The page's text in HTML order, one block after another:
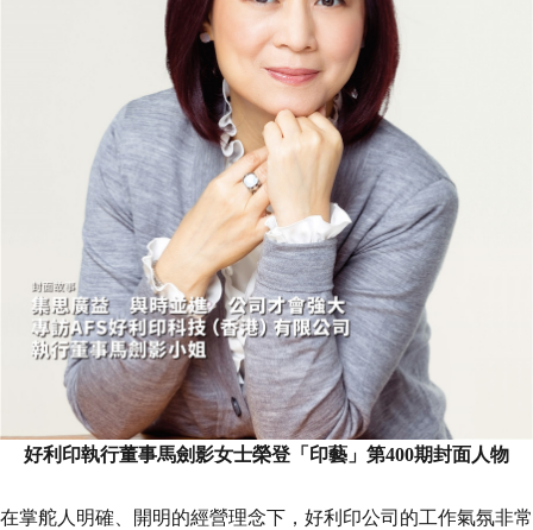
好利印執行董事馬劍影女士榮登 「印藝」第400期封面人物
在掌舵人明確、開明的經營理念下，好利印公司的工作氣氛非常